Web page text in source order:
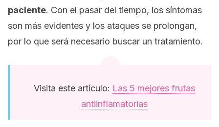
paciente. Con el pasar del tiempo, los síntomas
son más evidentes y los ataques se prolongan,
por lo que será necesario buscar un tratamiento.
Visita este artículo: Las 5 mejores frutas
antiinflamatorias